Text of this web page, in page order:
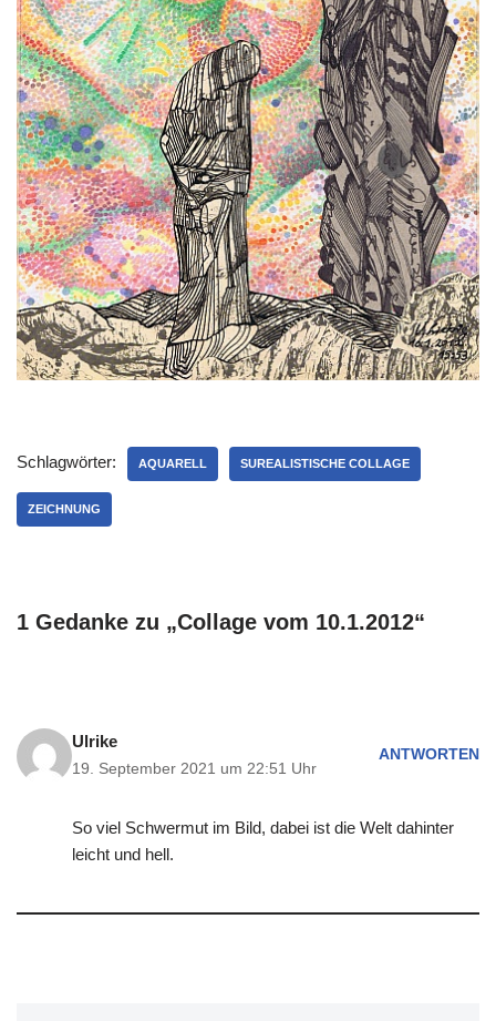
Schlagwörter: AQUARELL SUREALISTISCHE COLLAGE
ZEICHNUNG
1 Gedanke zu „Collage vom 10.1.2012“
Ulrike
19. September 2021 um 22:51 Uhr
ANTWORTEN
So viel Schwermut im Bild, dabei ist die Welt dahinter
leicht und hell.